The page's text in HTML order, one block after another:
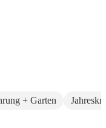
+ Garten